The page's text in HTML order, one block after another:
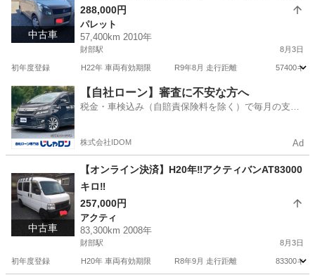
中古車
エレメント交換済‼️
288,000円
パレット
57,400km 2010年
財部駅 8月3日
初年度登録 H22年 車両有効期限 R9年8月 走行距離 57400キロ フルセグナ
宮崎 都城市 財部駅 パレット
【自社ローン】審査に不安な方へ
税金・車検込み（自賠責保険料を除く）で毎月の支払
株式会社IDOM Ad
中古車
【オンライン決済】H20年‼️アクティバンAT83000
キロ‼️
257,000円
アクティ
83,300km 2008年
財部駅 8月3日
初年度登録 H20年 車両有効期限 R8年9月 走行距離 83300キロ 使用中のため